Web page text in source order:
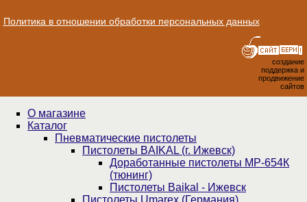
Политика в отношении обработки персональных данных
создание
поддержка и
продвижение
сайтов
О магазине
Каталог
Пнев­ма­ти­чес­кие пистолеты
Пистолеты BAIKAL (г. Ижевск)
Доработанные пистолеты МР-654К
(тюнинг)
Пистолеты Baikal - Ижевск